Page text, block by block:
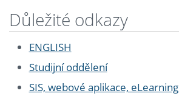
Důležité odkazy
ENGLISH
Studijní oddělení
SIS, webové aplikace, eLearning